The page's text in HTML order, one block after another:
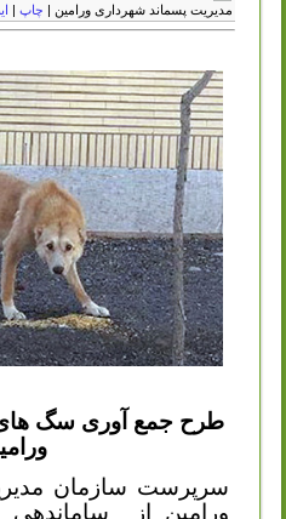
مدیریت پسماند شهرداری ورامین | چاپ |
طرح جمع آوری سگ
سرپرست سازمان
ورامین از